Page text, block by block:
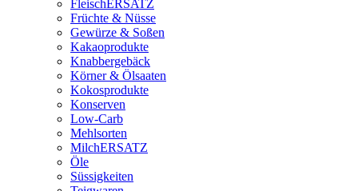
FleischERSATZ
Früchte & Nüsse
Gewürze & Soßen
Kakaoprodukte
Knabbergebäck
Körner & Ölsaaten
Kokosprodukte
Konserven
Low-Carb
Mehlsorten
MilchERSATZ
Öle
Süssigkeiten